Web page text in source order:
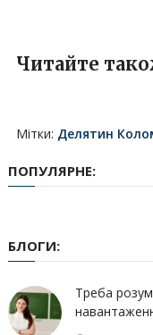
Читайте
Мітки: Делятин
ПОПУЛЯРНЕ:
БЛОГИ:
Треба